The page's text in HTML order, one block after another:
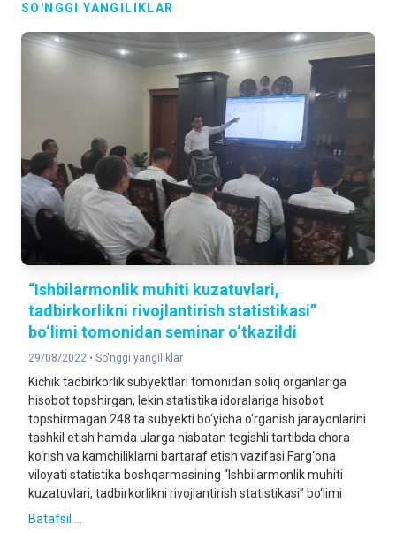
SO'NGGI YANGILIKLAR
“Ishbilarmonlik muhiti kuzatuvlari,
tadbirkorlikni rivojlantirish statistikasi”
bo‘limi tomonidan seminar o‘tkazildi
29/08/2022 • So'nggi yangiliklar
Kichik tadbirkorlik subуektlari tomonidan soliq organlariga
hisobot topshirgan, lekin statistika idoralariga hisobot
topshirmagan 248 ta subуekti bo‘yicha o‘rganish jarayonlarini
tashkil etish hamda ularga nisbatan tegishli tartibda chora
ko‘rish va kamchiliklarni bartaraf etish vazifasi Farg‘ona
viloyati statistika boshqarmasining “Ishbilarmonlik muhiti
kuzatuvlari, tadbirkorlikni rivojlantirish statistikasi” bo‘limi
Batafsil ...